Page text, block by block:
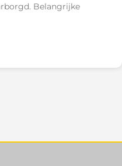
Belangrijke